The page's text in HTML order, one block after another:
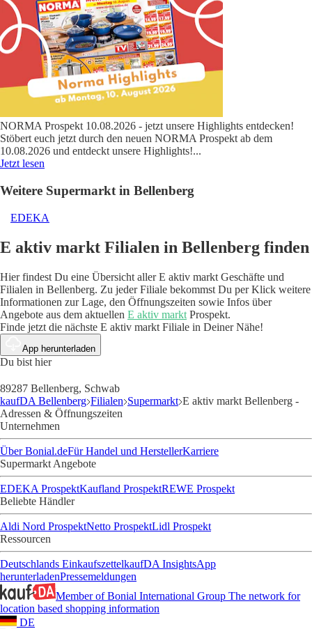
NORMA Prospekt 10.08.2026 - jetzt unsere Highlights entdecken!
Stöbert euch jetzt durch den neuen NORMA Prospekt ab dem
10.08.2026 und entdeckt unsere Highlights!...
Jetzt lesen
Weitere Supermarkt in Bellenberg
EDEKA
E aktiv markt Filialen in Bellenberg finden
Hier findest Du eine Übersicht aller E aktiv markt Geschäfte und
Filialen in Bellenberg. Zu jeder Filiale bekommst Du per Klick weitere
Informationen zur Lage, den Öffnungszeiten sowie Infos über
Angebote aus dem aktuellen E aktiv markt Prospekt.
Finde jetzt die nächste E aktiv markt Filiale in Deiner Nähe!
App herunterladen
Du bist hier
89287 Bellenberg, Schwab
kaufDA Bellenberg Filialen Supermarkt E aktiv markt Bellenberg -
Adressen & Öffnungszeiten
Unternehmen
Über Bonial.deFür Handel und HerstellerKarriere
Supermarkt Angebote
EDEKA ProspektKaufland ProspektREWE Prospekt
Beliebte Händler
Aldi Nord ProspektNetto ProspektLidl Prospekt
Ressourcen
Deutschlands EinkaufszettelkaufDA InsightsApp
herunterladenPressemeldungen
Member of Bonial International Group The network for
location based shopping information
DE